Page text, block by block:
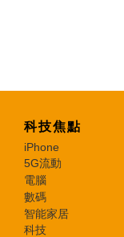
科技焦點
iPhone
5G流動
電腦
數碼
智能家居
科技